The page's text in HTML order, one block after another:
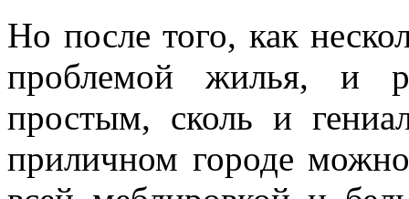
Но после того, как
проблемой жилья, и
простым, сколь и
приличном городе